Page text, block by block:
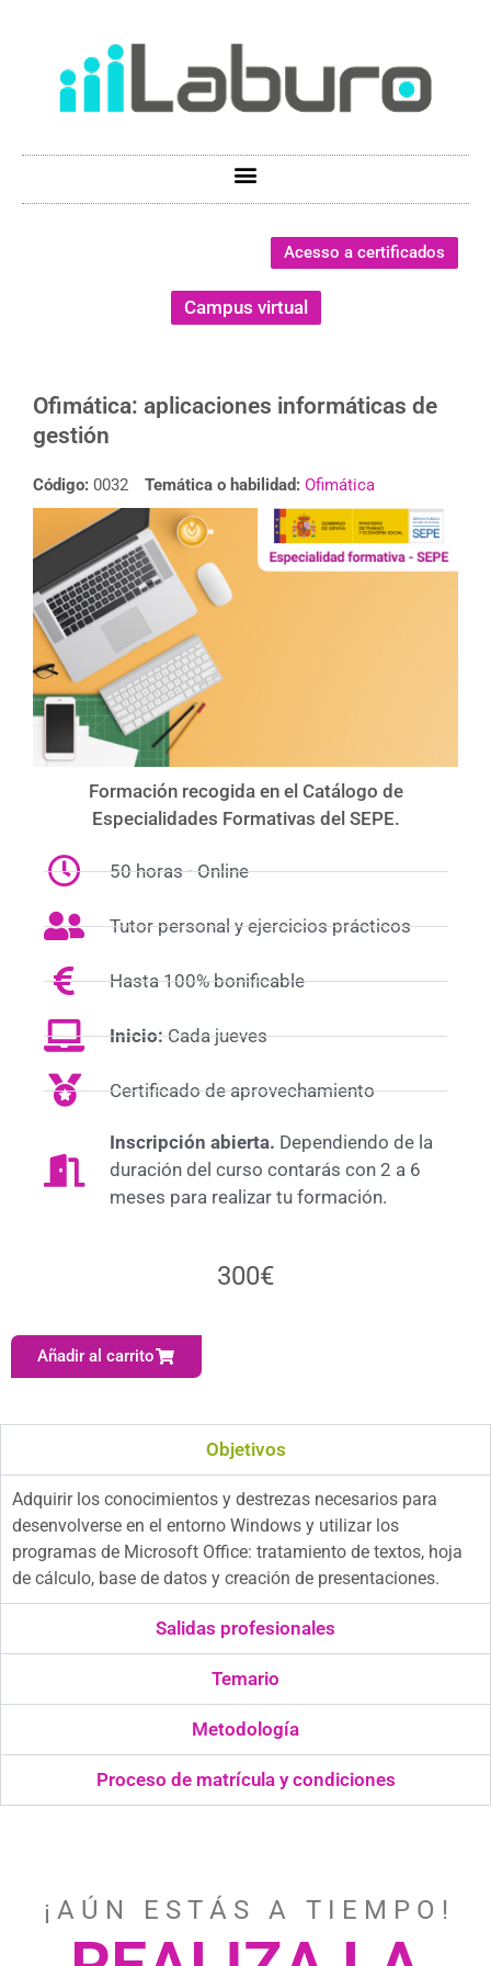
Acesso a certificados
Campus virtual
Ofimática: aplicaciones informáticas de
gestión
Código: 0032 Temática o habilidad: Ofimática
Formación recogida en el Catálogo de
Especialidades Formativas del SEPE.
50 horas - Online
Tutor personal y ejercicios prácticos
Hasta 100% bonificable
Inicio:Cada jueves
Certificado de aprovechamiento
Inscripción abierta. Dependiendo de la
duración del curso contarás con 2 a 6
meses para realizar tu formación.
300€
Añadir al carrito
Objetivos
Adquirir los conocimientos y destrezas necesarios para
desenvolverse en el entorno Windows y utilizar los
programas de Microsoft Office: tratamiento de textos, hoja
de cálculo, base de datos y creación de presentaciones.
Salidas profesionales
Temario
Metodología
Proceso de matrícula y condiciones
¡ A Ú N E S T Á S A T I E M P O !